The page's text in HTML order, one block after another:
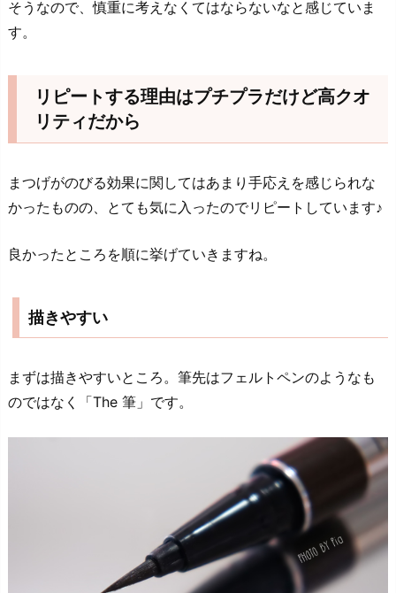
そうなので、慎重に考えなくてはならないなと感じていま
す。
リピートする理由はプチプラだけど高クオ
リティだから
まつげがのびる効果に関してはあまり手応えを感じられな
かったものの、とても気に入ったのでリピートしています♪
良かったところを順に挙げていきますね。
描きやすい
まずは描きやすいところ。筆先はフェルトペンのようなも
のではなく「The 筆」です。